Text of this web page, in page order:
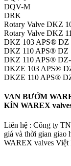
DQV-M
DRK
Rotary Valve DKZ
Rotary Valve DKZ
DKZ 103 APS® DZ
DKZ 110 APS® DZ
DKZ 110 APS®
DKZE 103 APS®
DKZE 110 APS®
VAN BƯỚM
KÍN WAREX
Liên hệ : Công ty
giá và thời gian giao
WAREX valves Việt